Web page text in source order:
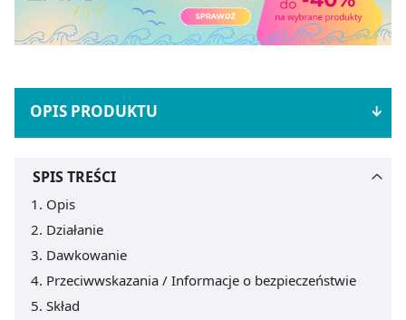
OPIS PRODUKTU
SPIS TREŚCI
Opis
Działanie
Dawkowanie
Przeciwwskazania / Informacje o bezpieczeństwie
Skład